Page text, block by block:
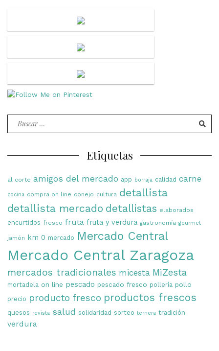
Buscar
Etiquetas
al corte amigos del mercado app borraja calidad carne
cocina compra on line conejo cultura detallista
detallista mercado detallistas elaborados
encurtidos fresco fruta fruta y verdura gastronomía gourmet
jamón km 0 mercado Mercado Central
Mercado Central Zaragoza
mercados tradicionales micesta MiZesta
mortadela on line pescado pescado fresco pollería pollo
precio producto fresco productos frescos
quesos revista salud solidaridad sorteo ternera tradición
verdura